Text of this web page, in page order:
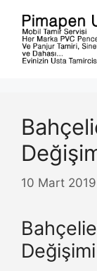
10 Mart 2019
Değişimi